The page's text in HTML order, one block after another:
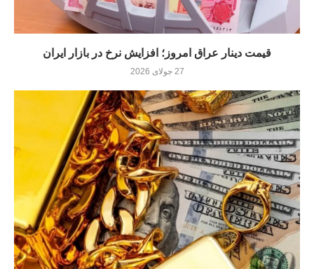
قیمت دینار عراق امروز؛ افزایش نرخ در بازار ایران
27 جولای 2026